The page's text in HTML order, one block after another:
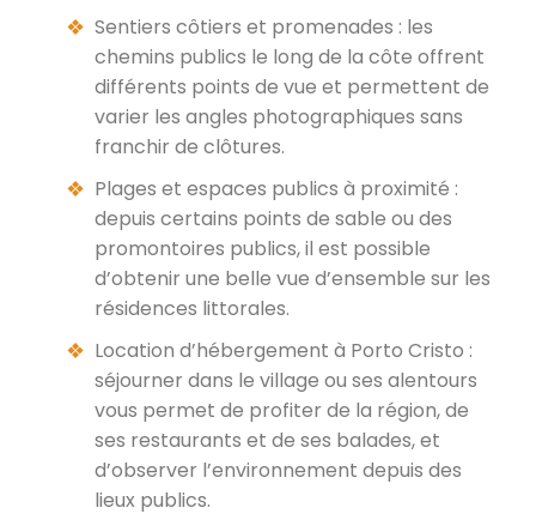
Sentiers côtiers et promenades : les
chemins publics le long de la côte offrent
différents points de vue et permettent de
varier les angles photographiques sans
franchir de clôtures.
Plages et espaces publics à proximité :
depuis certains points de sable ou des
promontoires publics, il est possible
d’obtenir une belle vue d’ensemble sur les
résidences littorales.
Location d’hébergement à Porto Cristo :
séjourner dans le village ou ses alentours
vous permet de profiter de la région, de
ses restaurants et de ses balades, et
d’observer l’environnement depuis des
lieux publics.